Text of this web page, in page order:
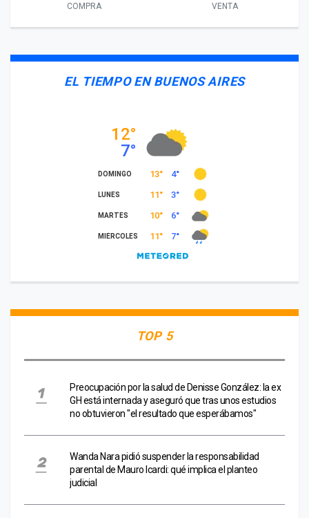
COMPRA VENTA
EL TIEMPO EN BUENOS AIRES
TOP 5
Preocupación por la salud de Denisse González: la ex
GH está internada y aseguró que tras unos estudios
no obtuvieron "el resultado que esperábamos"
Wanda Nara pidió suspender la responsabilidad
parental de Mauro Icardi: qué implica el planteo
judicial